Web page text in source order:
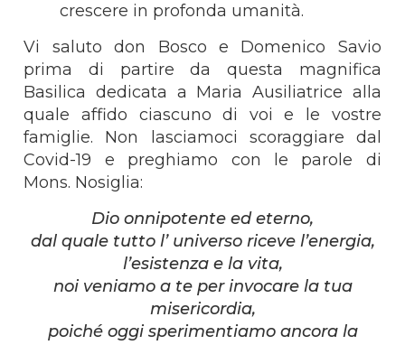
crescere in profonda umanità.
Vi saluto don Bosco e Domenico Savio
prima di partire da questa magnifica
Basilica dedicata a Maria Ausiliatrice alla
quale affido ciascuno di voi e le vostre
famiglie. Non lasciamoci scoraggiare dal
Covid-19 e preghiamo con le parole di
Mons. Nosiglia:
Dio onnipotente ed eterno,
dal quale tutto l’ universo riceve l’energia,
l’esistenza e la vita,
noi veniamo a te per invocare la tua
misericordia,
poiché oggi sperimentiamo ancora la